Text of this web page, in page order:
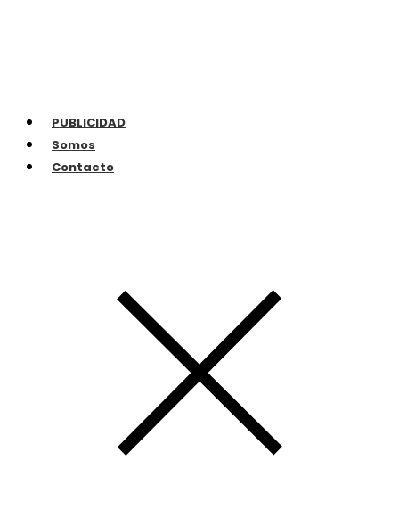
PUBLICIDAD
Somos
Contacto